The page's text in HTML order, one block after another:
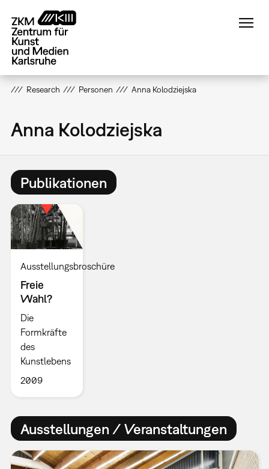
zum
Inhalt
Research Personen Anna Kolodziejska
Anna Kolodziejska
Publikationen
Ausstellungsbroschüre
Freie
Wahl?
Die
Formkräfte
des
Kunstlebens
2009
Ausstellungen / Veranstaltungen